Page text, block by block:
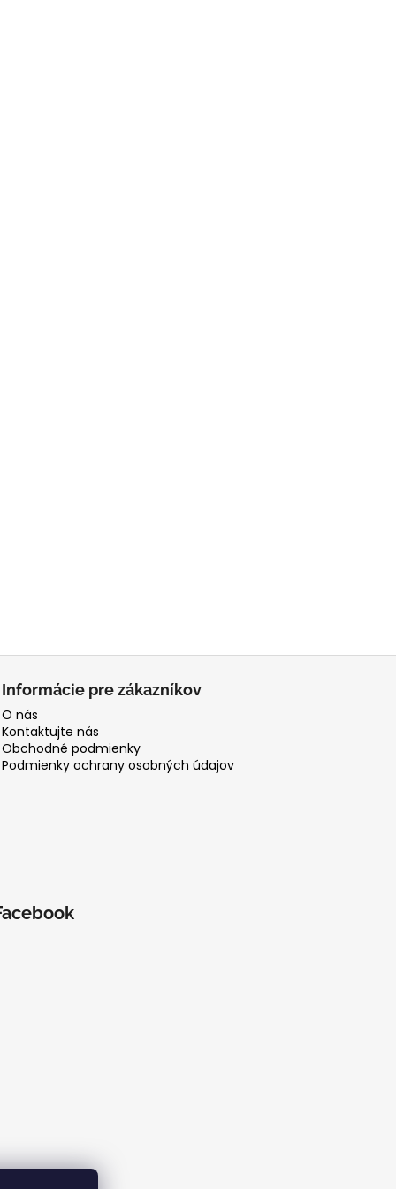
Informácie pre zákazníkov
O nás
Kontaktujte nás
Obchodné podmienky
Podmienky ochrany osobných údajov